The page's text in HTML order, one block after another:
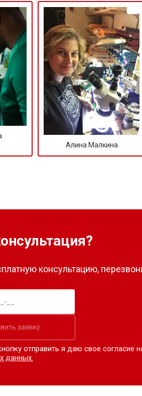
Алина Малкина
консультацию,
заявку
отправить я даю свое согласие
данных.